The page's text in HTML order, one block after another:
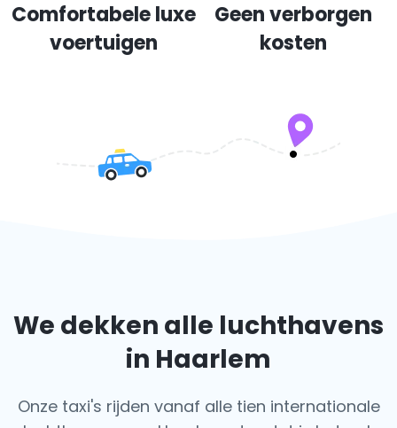
Comfortabele luxe
voertuigen
Geen verborgen
kosten
We dekken alle luchthavens
in Haarlem
Onze taxi's rijden vanaf alle tien internationale